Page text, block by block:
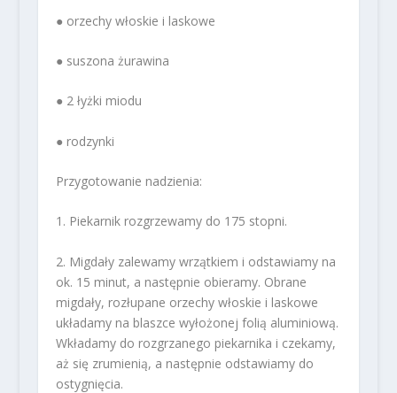
● orzechy włoskie i laskowe
● suszona żurawina
● 2 łyżki miodu
● rodzynki
Przygotowanie nadzienia:
1. Piekarnik rozgrzewamy do 175 stopni.
2. Migdały zalewamy wrzątkiem i odstawiamy na
ok. 15 minut, a następnie obieramy. Obrane
migdały, rozłupane orzechy włoskie i laskowe
układamy na blaszce wyłożonej folią aluminiową.
Wkładamy do rozgrzanego piekarnika i czekamy,
aż się zrumienią, a następnie odstawiamy do
ostygnięcia.